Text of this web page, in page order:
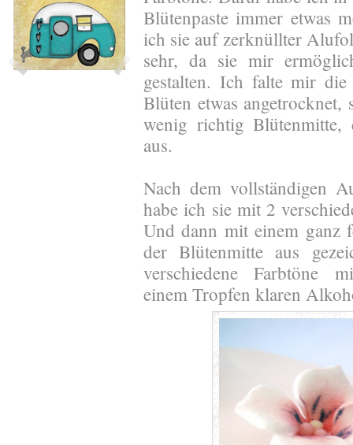
Blütenpaste immer etwas
ich sie auf zerknüllter
sehr, da sie mir
gestalten. Ich falte mir
Blüten etwas
wenig richtig Blütenmitte,
aus.
Nach dem vollständigen
habe ich sie mit 2
Und dann mit einem ganz
der Blütenmitte aus
verschiedene Farbtöne
einem Tropfen klaren